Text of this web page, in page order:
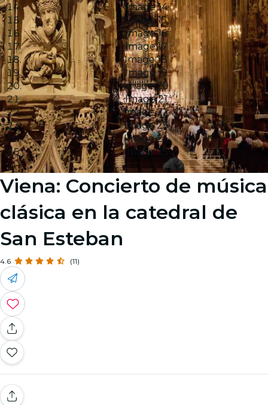
Image 14
Image 15
Image 16
Image 17
Image 18
Image 19
Image 20
Image 21
Image 22
Image 23
Image 24
Image 25
Viena: Concierto de música
clásica en la catedral de
San Esteban
4.6 (11)